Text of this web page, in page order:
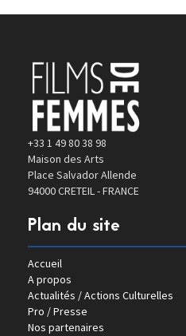
+33 1 49 80 38 98
Maison des Arts
Place Salvador Allende
94000 CRETEIL - FRANCE
Plan du site
Accueil
A propos
Actualités / Actions Culturelles
Pro / Presse
Nos partenaires